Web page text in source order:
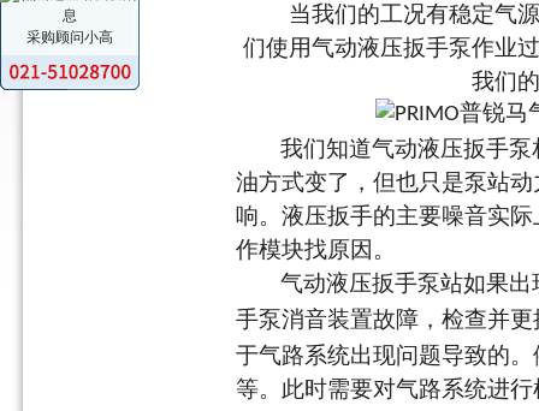
当我们的工况有稳定气
们使用气动液压扳手泵作业
我们
我们知道气动液压扳手
油方式变了，但也只是泵站
响。液压扳手的主要噪音实
作模块找原因。
气动液压扳手泵站如果
手泵消音装置故障，检查并
于气路系统出现问题导致的
等。此时需要对气路系统进
采购顾问小高